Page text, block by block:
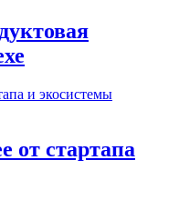
от стартапа